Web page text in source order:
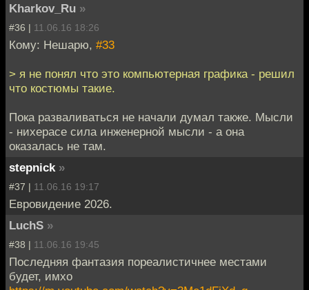
Kharkov_Ru »
#36 | 11.06.16 18:26
Кому: Нешарю, #33
> я не понял что это компьютерная графика - решил
что костюмы такие.
Пока разваливаться не начали думал также. Мысли
- нихерасе сила инженерной мысли - а она
оказалась не там.
stepnick »
#37 | 11.06.16 19:17
Евровидение 2026.
LuchS »
#38 | 11.06.16 19:45
Последняя фантазия пореалистичнее местами
будет, имхо